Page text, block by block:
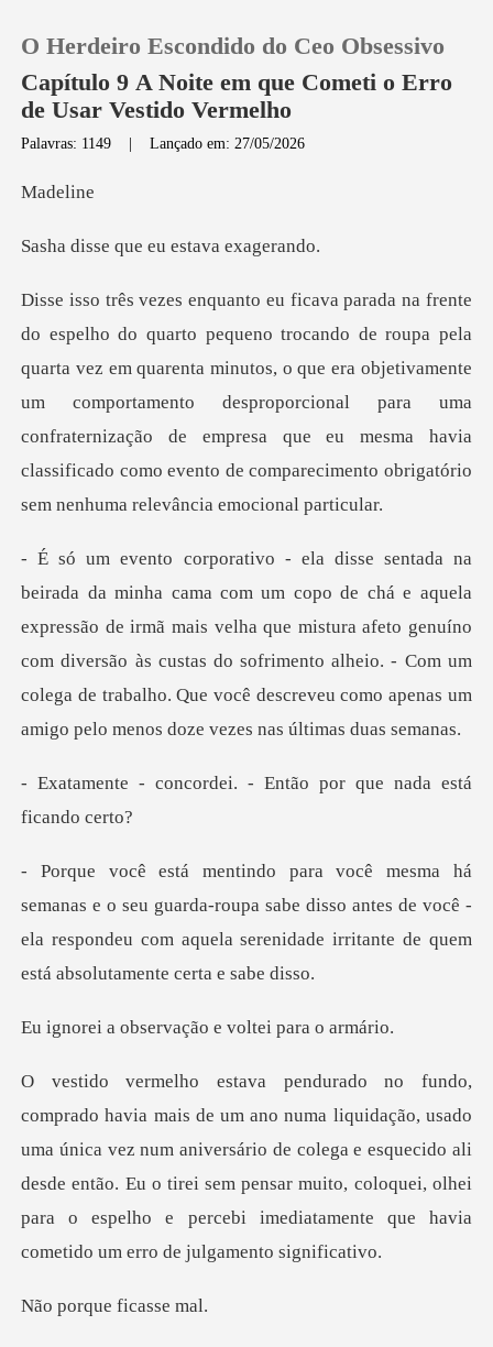
Histórico
O Herdeiro Escondido do Ceo Obsessivo
Capítulo 9 A Noite em que Cometi o Erro
de Usar Vestido Vermelho
Palavras: 1149 |Lançado em: 27/05/2026
de
que eu estav
ez em quarenta minutos, o que era objetivamente
um comportamento desproporcional para uma
confraternização de empresa
essão de irmã mais velha que mistura afeto genuíno
com diversão às custas do sofrimento alheio. - Com um
c
ei. - Então por que na
arda-roupa sabe disso antes de você -
ela respondeu com aquela se
ervação e voltei
única vez num aniversário de colega e esquecido ali
desde então. Eu o tirei sem pensar muito, coloque
que fic